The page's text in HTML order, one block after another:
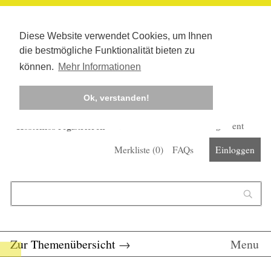
Diese Website verwendet Cookies, um Ihnen
die bestmögliche Funktionalität bieten zu
können. Mehr Informationen
Ok, verstanden!
Kostenlos registrieren
Corona-Management
Merkliste (0) FAQs Einloggen
Zur Themenübersicht → Menu